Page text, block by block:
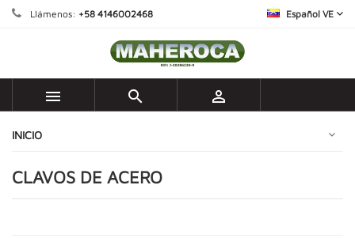
Llámenos: +58 4146002468 Español VE
  
INICIO
CLAVOS DE ACERO